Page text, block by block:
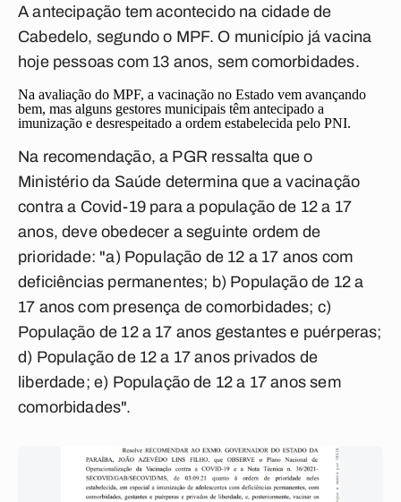
A antecipação tem acontecido na cidade de
Cabedelo, segundo o MPF. O município já vacina
hoje pessoas com 13 anos, sem comorbidades.
Na avaliação do MPF, a vacinação no Estado vem avançando
bem, mas alguns gestores municipais têm antecipado a
imunização e desrespeitado a ordem estabelecida pelo PNI.
Na recomendação, a PGR ressalta que o
Ministério da Saúde determina que a vacinação
contra a Covid-19 para a população de 12 a 17
anos, deve obedecer a seguinte ordem de
prioridade: "a) População de 12 a 17 anos com
deficiências permanentes; b) População de 12 a
17 anos com presença de comorbidades; c)
População de 12 a 17 anos gestantes e puérperas;
d) População de 12 a 17 anos privados de
liberdade; e) População de 12 a 17 anos sem
comorbidades".